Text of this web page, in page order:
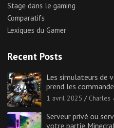
Stage dans le gaming
Comparatifs
Lexiques du Gamer
Recent Posts
Les simulateurs de
prend les
1 avril 2025 Charles
Serveur privé ou
votre partie